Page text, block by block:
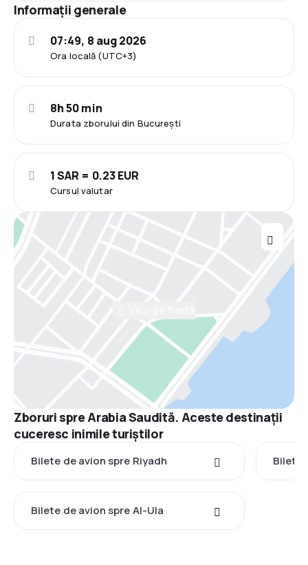
Informații generale
Ora locală (UTC+3)
07:49, 8 aug 2026
Durata zborului din București
8h 50 min
Cursul valutar
1 SAR = 0.23 EUR
Zboruri spre Arabia Saudită. Aceste destinații
cuceresc inimile turiștilor
Bilete de avion spre Riyadh Bilete
Bilete de avion spre Al-Ula